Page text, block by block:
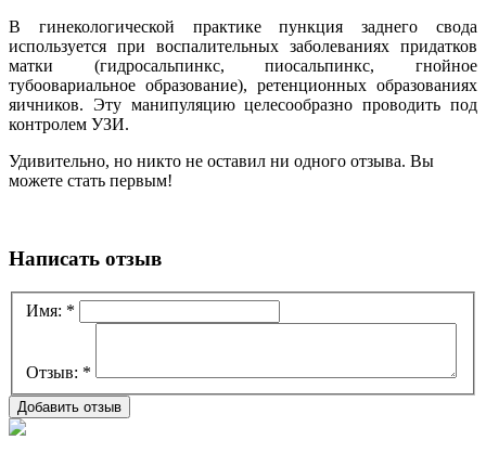
В гинекологической практике пункция заднего свода
используется при воспалительных заболеваниях придатков
матки (гидросальпинкс, пиосальпинкс, гнойное
тубоовариальное образование), ретенционных образованиях
яичников. Эту манипуляцию целесообразно проводить под
контролем УЗИ.
Удивительно, но никто не оставил ни одного отзыва. Вы
можете стать первым!
Написать отзыв
Имя: *
Отзыв: *